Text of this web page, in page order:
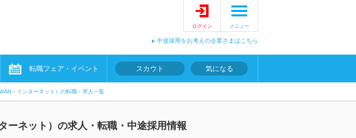
ログイン メニュー
中途採用をお考えの企業さまはこちら
転職フェア・イベント スカウト 気になる
・インターネット）の転職・求人一覧
ーネット）の求人・転職・中途採用情報